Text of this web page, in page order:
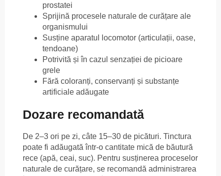
prostatei
Sprijină procesele naturale de curățare ale
organismului
Susține aparatul locomotor (articulații, oase,
tendoane)
Potrivită și în cazul senzației de picioare
grele
Fără coloranți, conservanți și substanțe
artificiale adăugate
Dozare recomandată
De 2–3 ori pe zi, câte 15–30 de picături. Tinctura
poate fi adăugată într-o cantitate mică de băutură
rece (apă, ceai, suc). Pentru susținerea proceselor
naturale de curățare, se recomandă administrarea